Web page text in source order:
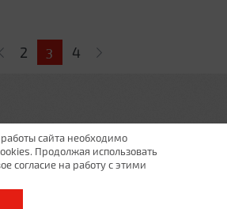
2 3 4
сайта необходимо
Продолжая использовать
согласие на работу с этими